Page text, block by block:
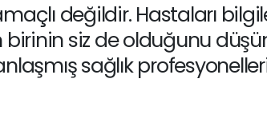
değildir. Hastaları
birinin siz de olduğunu
sağlık